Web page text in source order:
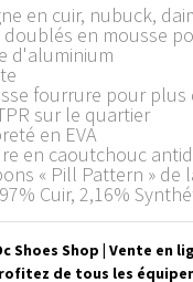
en cuir, nubuck,
en mousse
d'aluminium
fourrure pour
sur le quartier
en EVA
en caoutchouc
« Pill Pattern » de
Cuir, 2,16%
Shoes Shop | Vente en
de tous les